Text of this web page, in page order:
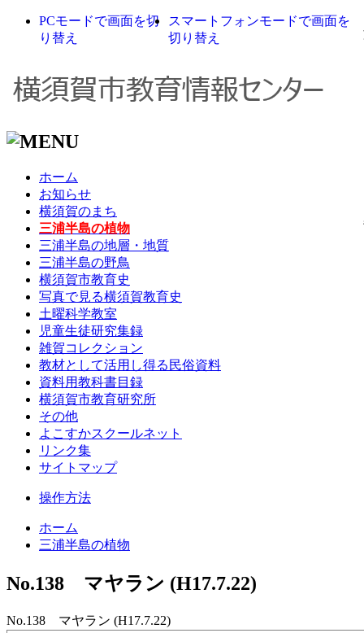
PCモードで画面を切
り替え
スマートフォンモードで画面を
切り替え
ホーム
お知らせ
横須賀のまち
三浦半島の植物
三浦半島の地層・地質
三浦半島の野鳥
横須賀市教育史
写真で見る横須賀教育史
土曜科学教室
児童生徒研究集録
雑賀コレクション
教材として活用し得る民俗資料
資料用教科書目録
横須賀市教育研究所
その他
よこすかスクールネット
リンク集
サイトマップ
操作方法
ホーム
三浦半島の植物
No.138 マヤラン (H17.7.22)
No.138 マヤラン (H17.7.22)